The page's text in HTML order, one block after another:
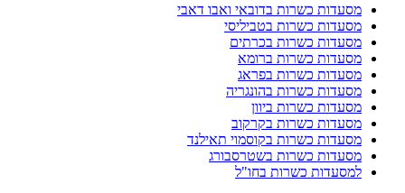
מסעדות כשרות בדובאי ואבו דאבי
מסעדות כשרות בטביליסי
מסעדות כשרות בכרתים
מסעדות כשרות ברומא
מסעדות כשרות בפראג
מסעדות כשרות בהונגריה
מסעדות כשרות ביוון
מסעדות כשרות בקרקוב
מסעדות כשרות בקוסמוי תאילנד
מסעדות כשרות בשטרסבורג
למסעדות כשרות בחו"ל